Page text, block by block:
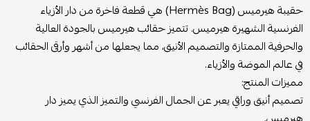
حقيبة هيرميس (Hermès Bag) هي قطعة فاخرة من دار الأزياء
الفرنسية الشهيرة هيرميس. تتميز حقائب هيرميس بالجودة العالية
والحرفية الممتازة والتصميم الأنيق، مما يجعلها من أشهر وأرقى الحقائب
في عالم الموضة والأزياء.
مميزات المنتج:
تصميم أنيق وراقي يعبر عن الجمال الفرنسي والتميز الذي يميز دار